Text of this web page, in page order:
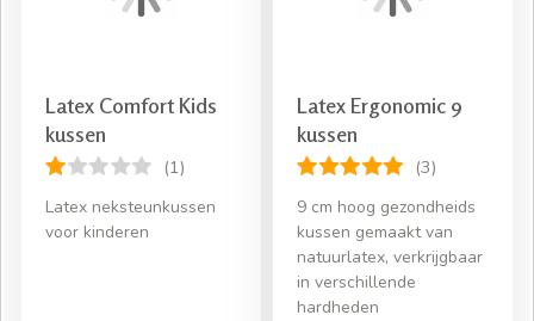
Latex Comfort Kids
kussen
(1)
Latex neksteunkussen
voor kinderen
Latex Ergonomic 9
kussen
(3)
9 cm hoog gezondheids
kussen gemaakt van
natuurlatex, verkrijgbaar
in verschillende
hardheden